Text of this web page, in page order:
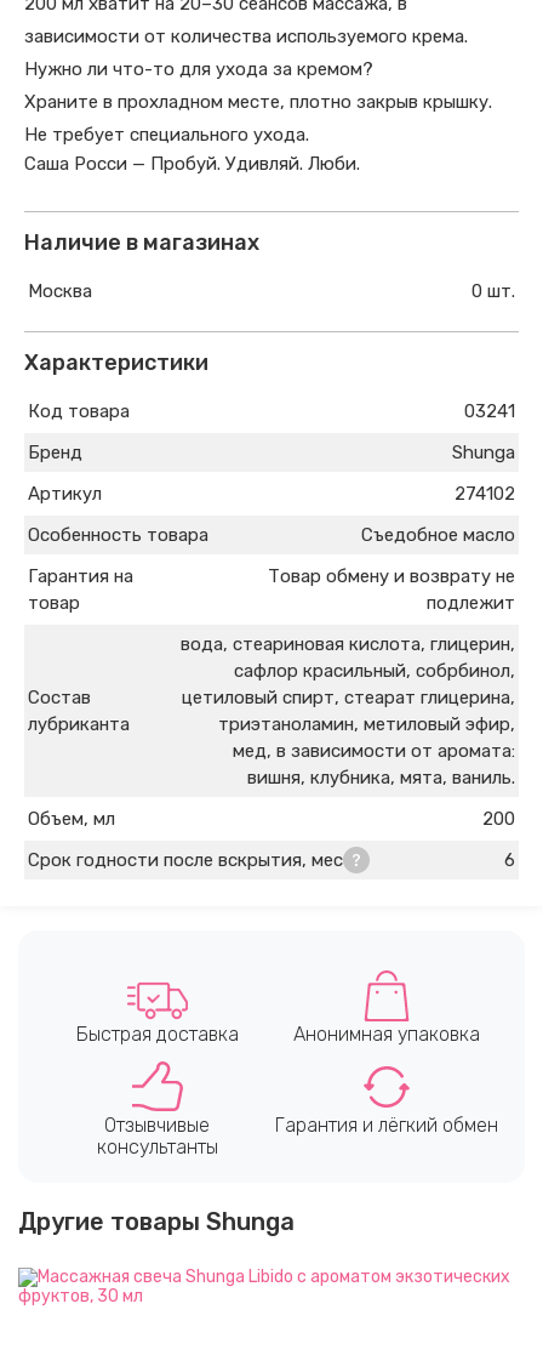
зависимости от количества используемого крема.
Нужно ли что-то для ухода за кремом?
Храните в прохладном месте, плотно закрыв крышку.
Не требует специального ухода.
Саша Росси — Пробуй. Удивляй. Люби.
Наличие в магазинах
Москва 0 шт.
Характеристики
Код товара
03241
Бренд
Shunga
Артикул
274102
Особенность товара
Съедобное масло
Гарантия на
товар
Товар обмену и возврату не
подлежит
Состав
лубриканта
вода, стеариновая кислота, глицерин,
сафлор красильный, собрбинол,
цетиловый спирт, стеарат глицерина,
триэтаноламин, метиловый эфир,
мед, в зависимости от аромата:
вишня, клубника, мята, ваниль.
Объем, мл
200
Срок годности после вскрытия, мес
6
Быстрая доставка Анонимная упаковка
Отзывчивые
консультанты
Гарантия и лёгкий обмен
Другие товары Shunga